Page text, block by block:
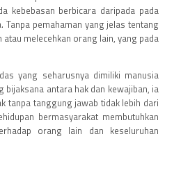
kebebasan berbicara daripada pada
pemahaman yang jelas tentang
melecehkan orang lain, yang pada
yang seharusnya dimiliki manusia
antara hak dan kewajiban, ia
tanpa tanggung jawab tidak lebih dari
bermasyarakat membutuhkan
orang lain dan keseluruhan